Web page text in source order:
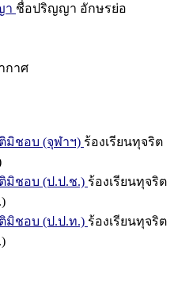
า ชื่อปริญญา อักษรย่อ
กาศ
มิชอบ (จุฬาฯ) ร้องเรียนทุจริต
มิชอบ (ป.ป.ช.) ร้องเรียนทุจริต
มิชอบ (ป.ป.ท.) ร้องเรียนทุจริต